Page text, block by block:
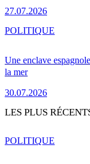
27.07.2026
Une enclave
la mer
30.07.2026
POLITIQUE
LES PLUS
POLITIQUE